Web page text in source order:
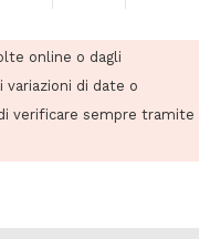
online o dagli
variazioni di date o
verificare sempre tramite